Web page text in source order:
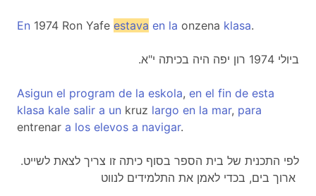
En 1974 Ron Yafe estava en la onzena klasa.
.ביולי 1974 רון יפה היה בכיתה י"א
Asigun el program de la eskola, en el fin de esta
klasa kale salir a un kruz largo en la mar, para
entrenar a los elevos a navigar.
.לפי התכנית של בית הספר בסוף כיתה זו צריך לצאת לשייט